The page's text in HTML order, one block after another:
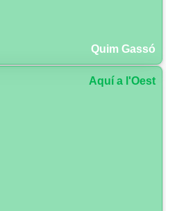
Quim Gassó
Aquí a l'Oest